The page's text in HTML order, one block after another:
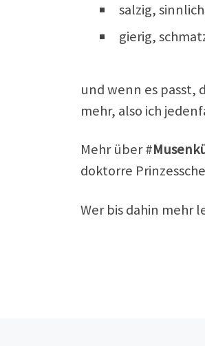
salzig,
gierig,
und wenn es passt,
mehr, also ich
Mehr über #
doktorre
Wer bis dahin mehr